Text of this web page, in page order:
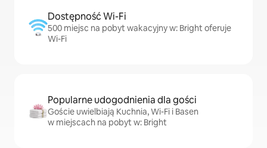
Dostępność Wi-Fi
500 miejsc na pobyt wakacyjny w: Bright oferuje
Wi-Fi
Popularne udogodnienia dla gości
Goście uwielbiają Kuchnia, Wi-Fi i Basen
w miejscach na pobyt w: Bright